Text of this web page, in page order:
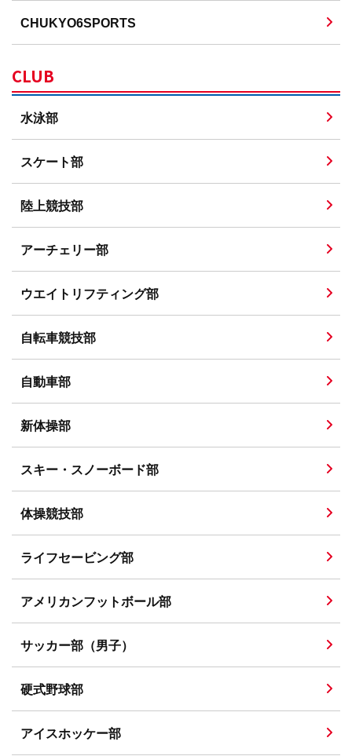
CHUKYO6SPORTS
CLUB
水泳部
スケート部
陸上競技部
アーチェリー部
ウエイトリフティング部
自転車競技部
自動車部
新体操部
スキー・スノーボード部
体操競技部
ライフセービング部
アメリカンフットボール部
サッカー部（男子）
硬式野球部
アイスホッケー部